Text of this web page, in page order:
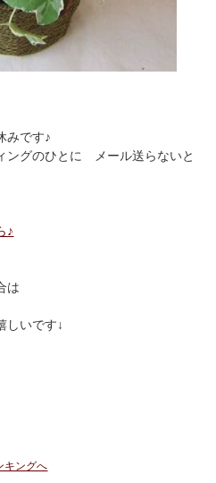
みです♪
グのひとに メール送らないと
♪
は
しいです↓
キングへ